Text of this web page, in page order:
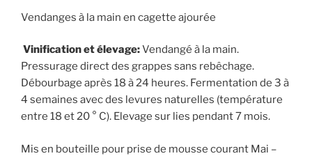
Vendanges à la main en cagette ajourée
Vinification et élevage:Vendangé à la main.
Pressurage direct des grappes sans rebêchage.
Débourbage après 18 à 24 heures. Fermentation de 3 à
4 semaines avec des levures naturelles (température
entre 18 et 20 ° C). Elevage sur lies pendant 7 mois.
Mis en bouteille pour prise de mousse courant Mai –